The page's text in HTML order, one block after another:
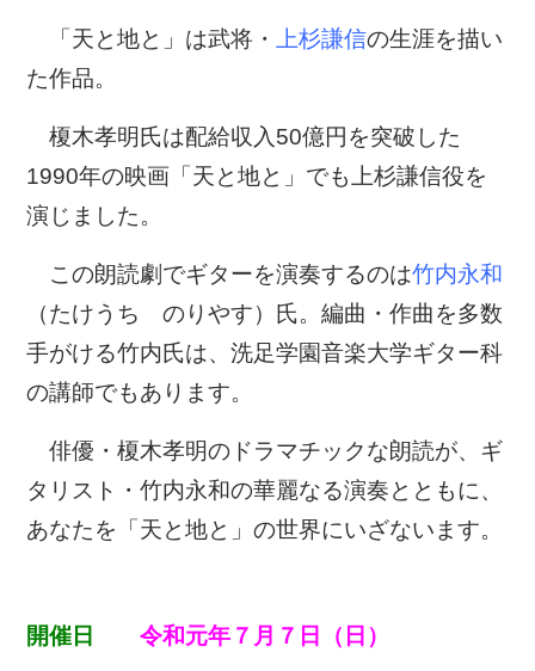
「天と地と」は武将・ 上杉謙信の生涯を描い
た作品。
榎木孝明氏は配給収入50億円を突破した
1990年の映画「天と地と」でも上杉謙信役を
演じました。
この朗読劇でギターを演奏するのは竹内永和
（たけうち のりやす）氏。編曲・作曲を多数
手がける竹内氏は、洗足学園音楽大学ギター科
の講師でもあります。
俳優・榎木孝明のドラマチックな朗読が、ギ
タリスト・竹内永和の華麗なる演奏とともに、
あなたを「天と地と」の世界にいざないます。
開催日 令和元年７月７日（日）